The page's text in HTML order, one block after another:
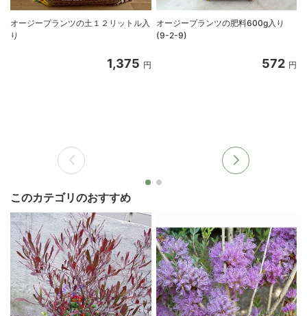
オージープランツの土１２リットル入
り
1,375 円
オージープランツの肥料600g入り
(9-2-9)
572 円
このカテゴリのおすすめ